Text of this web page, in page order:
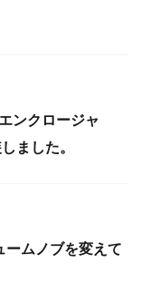
ンクロージャ
ました。
ームノブを変えて